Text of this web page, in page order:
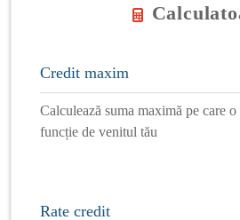
Credit maxim
Calculează suma maximă pe care
funcție de venitul tău
Rate credit